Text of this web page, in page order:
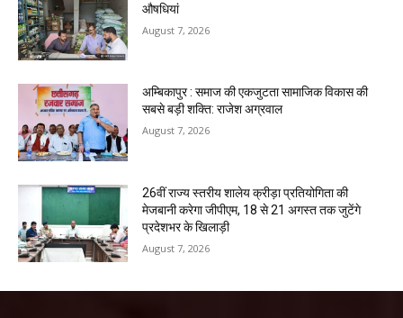
औषधियां
August 7, 2026
अम्बिकापुर : समाज की एकजुटता सामाजिक विकास की
सबसे बड़ी शक्ति: राजेश अग्रवाल
August 7, 2026
26वीं राज्य स्तरीय शालेय क्रीड़ा प्रतियोगिता की
मेजबानी करेगा जीपीएम, 18 से 21 अगस्त तक जुटेंगे
प्रदेशभर के खिलाड़ी
August 7, 2026